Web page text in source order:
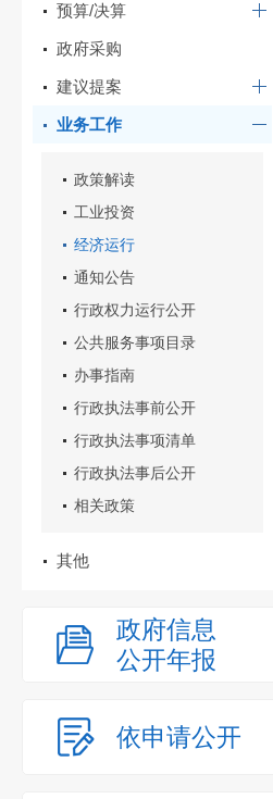
预算/决算
政府采购
建议提案
业务工作
政策解读
工业投资
经济运行
通知公告
行政权力运行公开
公共服务事项目录
办事指南
行政执法事前公开
行政执法事项清单
行政执法事后公开
相关政策
其他
政府信息
公开年报
依申请公开